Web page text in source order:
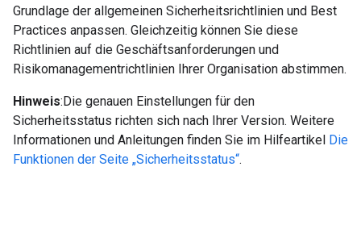
Grundlage der allgemeinen Sicherheitsrichtlinien und Best
Practices anpassen. Gleichzeitig können Sie diese
Richtlinien auf die Geschäftsanforderungen und
Risikomanagementrichtlinien Ihrer Organisation abstimmen.
Hinweis:Die genauen Einstellungen für den
Sicherheitsstatus richten sich nach Ihrer Version. Weitere
Informationen und Anleitungen finden Sie im Hilfeartikel Die
Funktionen der Seite „Sicherheitsstatus“.